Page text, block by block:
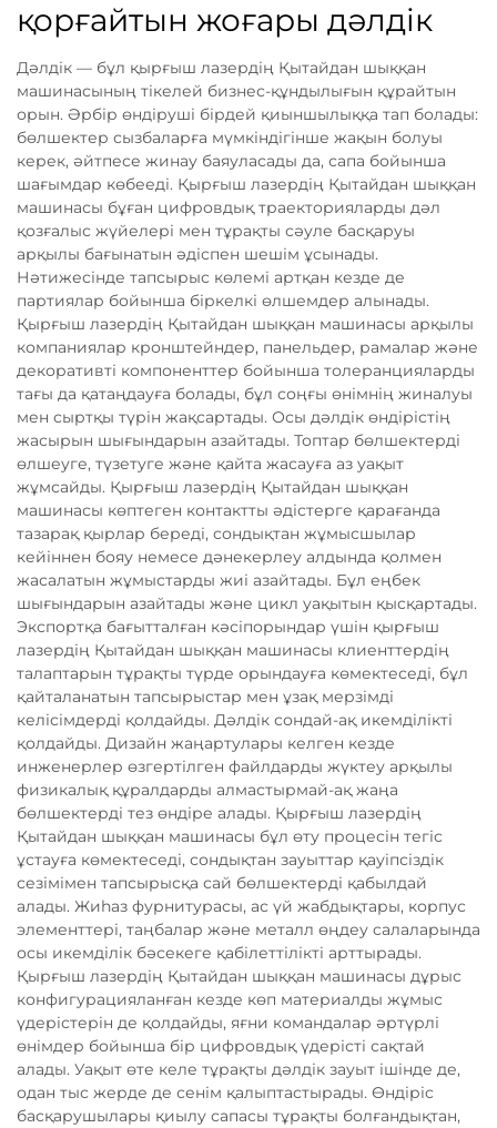
қорғайтын жоғары дәлдік
Дәлдік — бұл қырғыш лазердің Қытайдан шыққан
машинасының тікелей бизнес-құндылығын құрайтын
орын. Әрбір өндіруші бірдей қиыншылыққа тап болады:
бөлшектер сызбаларға мүмкіндігінше жақын болуы
керек, әйтпесе жинау баяуласады да, сапа бойынша
шағымдар көбееді. Қырғыш лазердің Қытайдан шыққан
машинасы бұған цифровдық траекторияларды дәл
қозғалыс жүйелері мен тұрақты сәуле басқаруы
арқылы бағынатын әдіспен шешім ұсынады.
Нәтижесінде тапсырыс көлемі артқан кезде де
партиялар бойынша біркелкі өлшемдер алынады.
Қырғыш лазердің Қытайдан шыққан машинасы арқылы
компаниялар кронштейндер, панельдер, рамалар және
декоративті компоненттер бойынша толеранцияларды
тағы да қатаңдауға болады, бұл соңғы өнімнің жиналуы
мен сыртқы түрін жақсартады. Осы дәлдік өндірістің
жасырын шығындарын азайтады. Топтар бөлшектерді
өлшеуге, түзетуге және қайта жасауға аз уақыт
жұмсайды. Қырғыш лазердің Қытайдан шыққан
машинасы көптеген контактты әдістерге қарағанда
тазарақ қырлар береді, сондықтан жұмысшылар
кейіннен бояу немесе дәнекерлеу алдында қолмен
жасалатын жұмыстарды жиі азайтады. Бұл еңбек
шығындарын азайтады және цикл уақытын қысқартады.
Экспортқа бағытталған кәсіпорындар үшін қырғыш
лазердің Қытайдан шыққан машинасы клиенттердің
талаптарын тұрақты түрде орындауға көмектеседі, бұл
қайталанатын тапсырыстар мен ұзақ мерзімді
келісімдерді қолдайды. Дәлдік сондай-ақ икемділікті
қолдайды. Дизайн жаңартулары келген кезде
инженерлер өзгертілген файлдарды жүктеу арқылы
физикалық құралдарды алмастырмай-ақ жаңа
бөлшектерді тез өндіре алады. Қырғыш лазердің
Қытайдан шыққан машинасы бұл өту процесін тегіс
ұстауға көмектеседі, сондықтан зауыттар қауіпсіздік
сезімімен тапсырысқа сай бөлшектерді қабылдай
алады. Жиһаз фурнитурасы, ас үй жабдықтары, корпус
элементтері, таңбалар және металл өңдеу салаларында
осы икемділік бәсекеге қабілеттілікті арттырады.
Қырғыш лазердің Қытайдан шыққан машинасы дұрыс
конфигурацияланған кезде көп материалды жұмыс
үдерістерін де қолдайды, яғни командалар әртүрлі
өнімдер бойынша бір цифровдық үдерісті сақтай
алады. Уақыт өте келе тұрақты дәлдік зауыт ішінде де,
одан тыс жерде де сенім қалыптастырады. Өндіріс
басқарушылары қиылу сапасы тұрақты болғандықтан,